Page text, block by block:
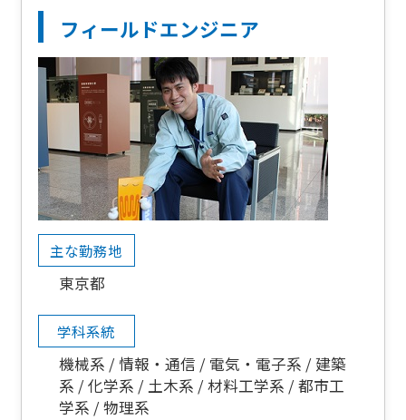
フィールドエンジニア
主な勤務地
東京都
学科系統
機械系 情報・通信 電気・電子系
建築
系
化学系 土木系 材料工学系
都市工
学系
物理系